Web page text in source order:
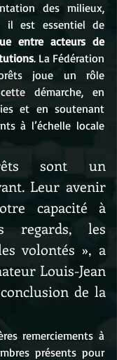
des milieux,
entre acteurs de
. La Fédération
joue un rôle
démarche, en
et en soutenant
à l’échelle locale
sont un
Leur avenir
capacité à
regards, les
volontés », a
Louis-Jean
de la
remerciements à
présents pour